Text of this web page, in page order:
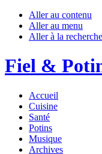
Aller au contenu
Aller au menu
Aller à la recherche
Fiel &
Accueil
Cuisine
Santé
Potins
Musique
Archives